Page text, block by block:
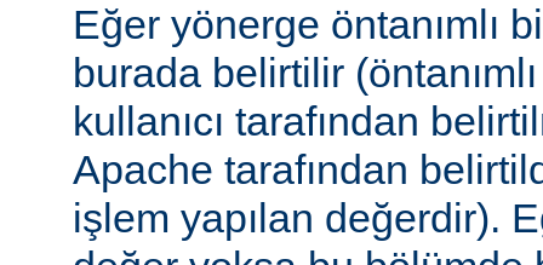
Eğer yönerge öntanımlı
burada belirtilir
kullanıcı tarafından
Apache tarafından
işlem yapılan değerdir).